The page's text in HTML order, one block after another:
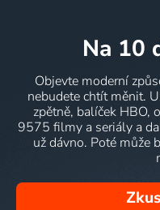
na 10
Objevte moderní
nebudete chtít měnit.
zpětně, balíček HBO,
9575 filmy a seriály a
už dávno. Poté může